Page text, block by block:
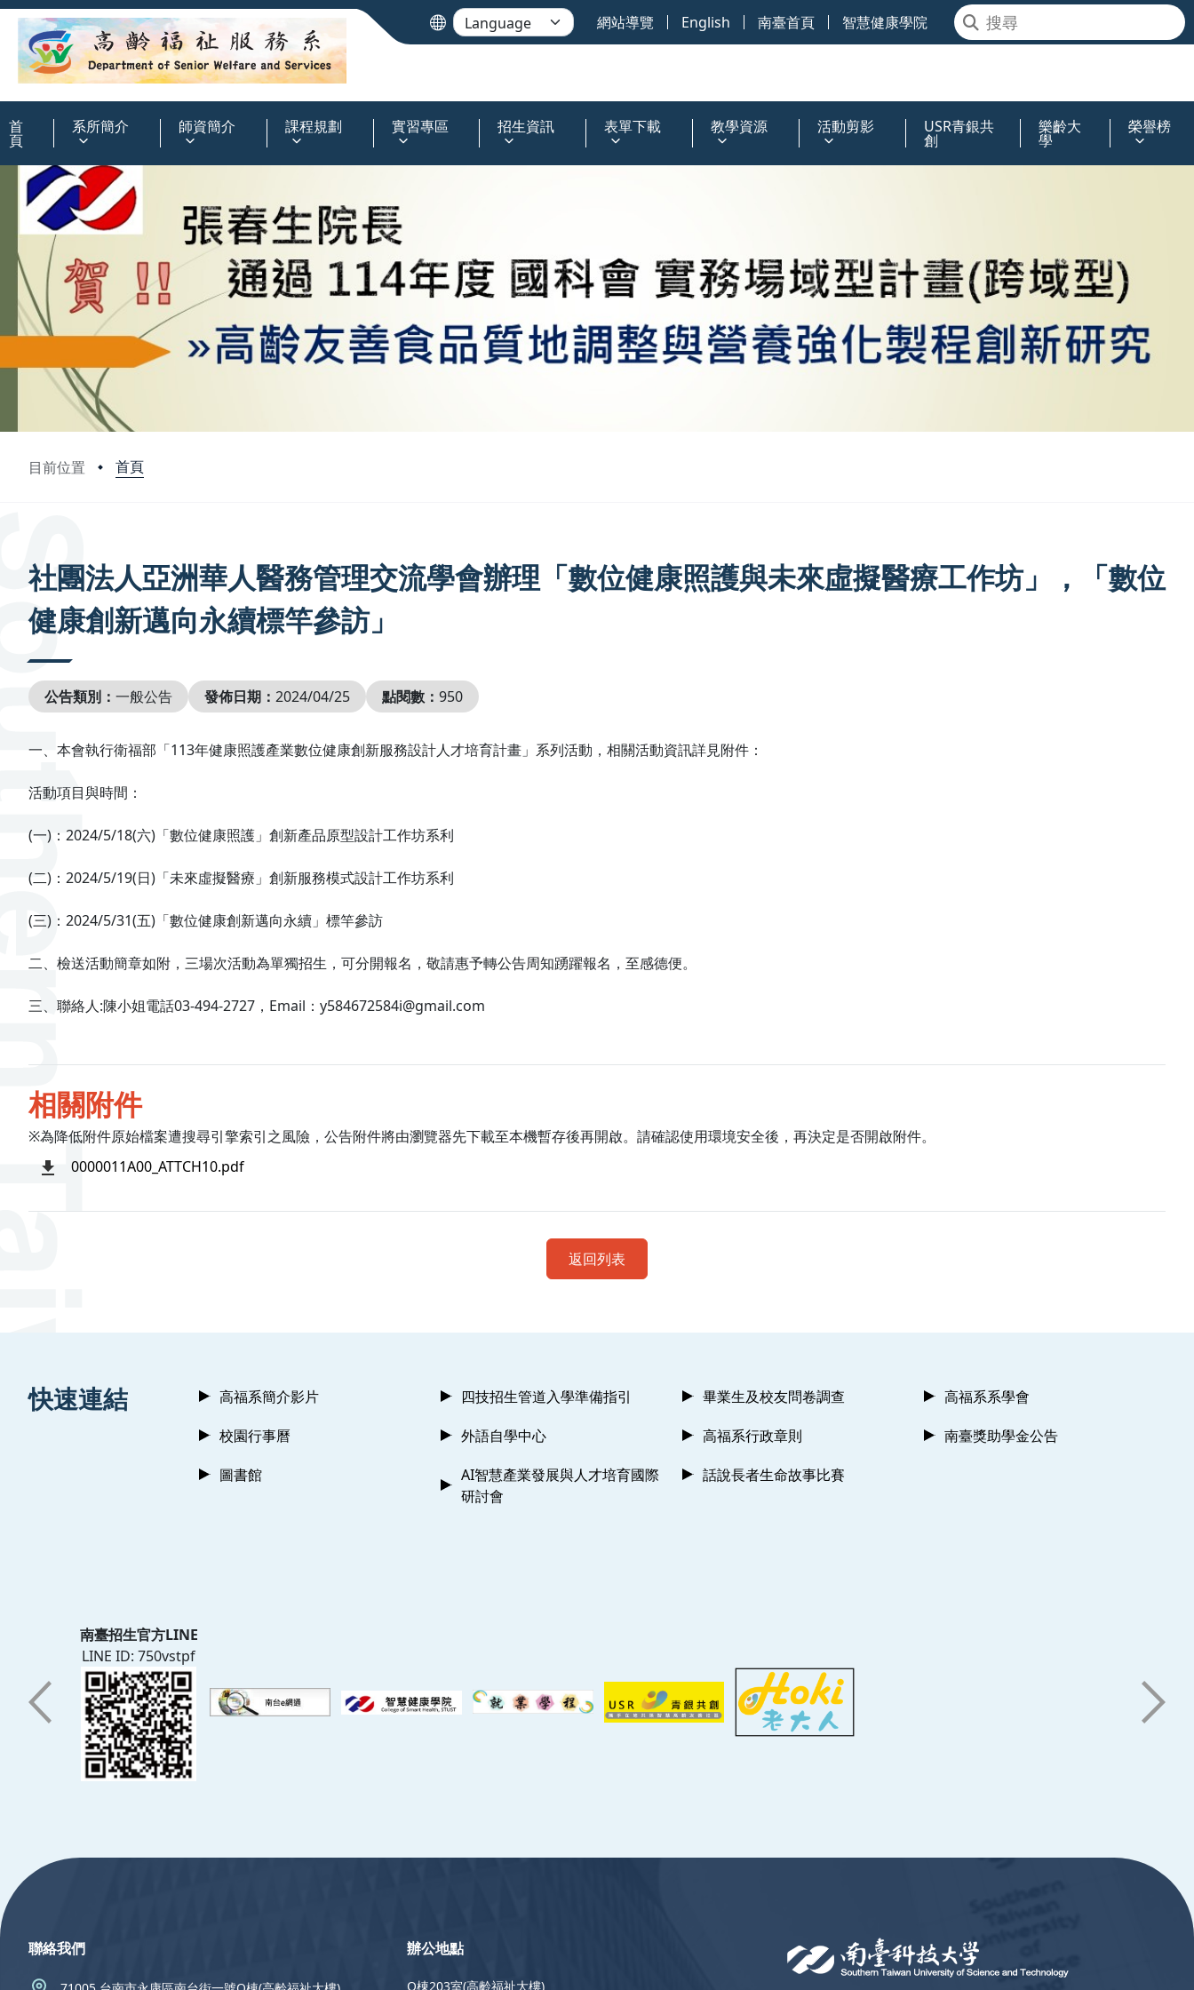
網站導覽 English 南臺首頁 智慧健康學院
首
頁
系所簡介 師資簡介 課程規劃 實習專區 招生資訊 表單下載 教學資源 活動剪影 USR青銀共
創
樂齡大
學
榮譽榜
目前位置 首頁
社團法人亞洲華人醫務管理交流學會辦理「數位健康照護與未來虛擬醫療工作坊」，「數位
健康創新邁向永續標竿參訪」
公告類別： 一般公告 發佈日期： 2024/04/25 點閱數： 950
一、本會執行衛福部「113年健康照護產業數位健康創新服務設計人才培育計畫」系列活動，相關活動資訊詳見附件：
活動項目與時間：
(一)：2024/5/18(六)「數位健康照護」創新產品原型設計工作坊系利
(二)：2024/5/19(日)「未來虛擬醫療」創新服務模式設計工作坊系利
(三)：2024/5/31(五)「數位健康創新邁向永續」標竿參訪
二、檢送活動簡章如附，三場次活動為單獨招生，可分開報名，敬請惠予轉公告周知踴躍報名，至感德便。
三、聯絡人:陳小姐電話03-494-2727，Email：y584672584i@gmail.com
相關附件
※為降低附件原始檔案遭搜尋引擎索引之風險，公告附件將由瀏覽器先下載至本機暫存後再開啟。請確認使用環境安全後，再決定是否開啟附件。
0000011A00_ATTCH10.pdf
返回列表
快速連結 高福系簡介影片 四技招生管道入學準備指引 畢業生及校友問卷調查
高福系系學會
校園行事曆
外語自學中心 高福系行政章則
南臺獎助學金公告
圖書館
AI智慧產業發展與人才培育國際
研討會
話說長者生命故事比賽
南臺招生官方LINE
LINE ID: 750vstpf
聯絡我們 辦公地點
O棟203室(高齡福祉大樓)